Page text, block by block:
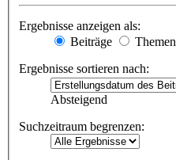
Ergebnisse anzeigen als:
Beiträge
Themen
Ergebnisse sortieren nach:
Absteigend
Suchzeitraum begrenzen: